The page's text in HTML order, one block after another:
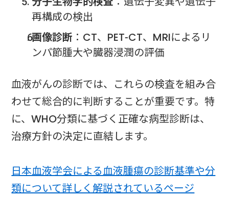
再構成の検出
画像診断 ：CT、PET-CT、MRIによるリ
ンパ節腫大や臓器浸潤の評価
血液がんの診断では、これらの検査を組み合
わせて総合的に判断することが重要です。特
に、WHO分類に基づく正確な病型診断は、
治療方針の決定に直結します。
日本血液学会による血液腫瘍の診断基準や分
類について詳しく解説されているページ